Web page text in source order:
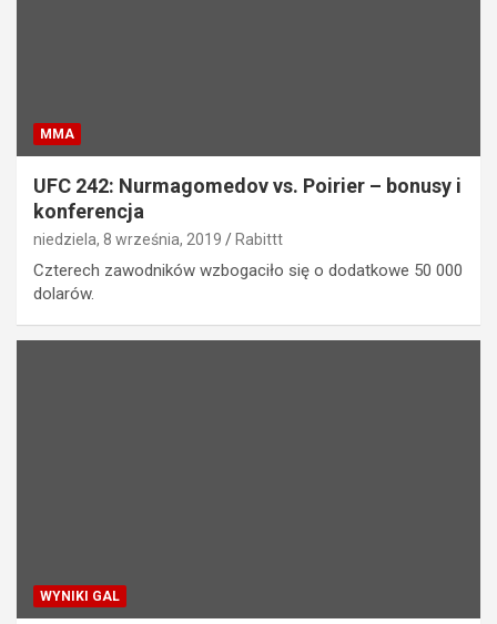
MMA
UFC 242: Nurmagomedov vs. Poirier – bonusy i
konferencja
niedziela, 8 września, 2019 Rabittt
Czterech zawodników wzbogaciło się o dodatkowe 50 000
dolarów.
WYNIKI GAL